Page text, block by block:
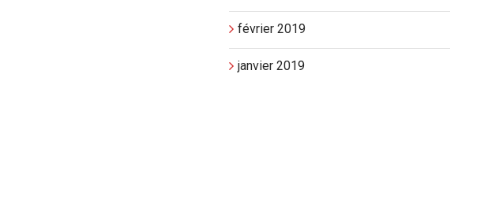
février 2019
janvier 2019